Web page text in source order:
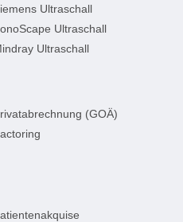
Ultraschall
Ultraschall
Ultraschall
(GOÄ)